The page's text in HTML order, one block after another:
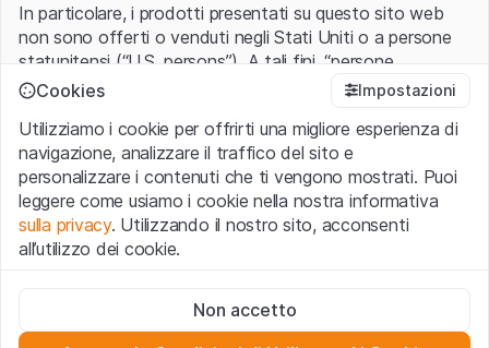
In particolare, i prodotti presentati su questo sito web
non sono offerti o venduti negli Stati Uniti o a persone
statunitensi (“U.S. persons”). A tali fini, “persone
statunitensi” vanno intese nel significato ad esse ascritto
1933 che include le persone residenti negli Stati Uniti
d’America, le società per azioni e le altre forme societarie
americane.
Condizioni di utilizzo e informazioni legali
Con l’accesso al sito web (di seguito, il “Sito”) si dichiara
avvertenze importanti e le condizioni di utilizzo ivi rese
Cookies Impostazioni
Utilizziamo i cookie per offrirti una migliore esperienza di
navigazione, analizzare il traffico del sito e
personalizzare i contenuti che ti vengono mostrati. Puoi
leggere come usiamo i cookie nella nostra informativa
sulla privacy. Utilizzando il nostro sito, acconsenti
all’utilizzo dei cookie.
Questi cookie sono necessari per il funzionamento del sito
web e non possono essere disattivati.
Non accetto